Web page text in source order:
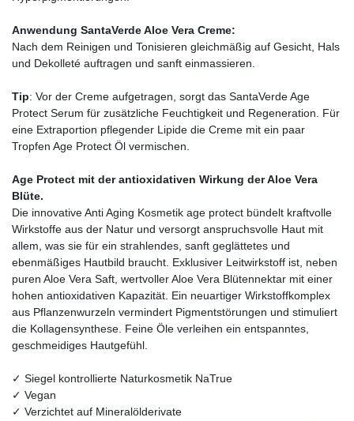
Anwendung SantaVerde Aloe Vera Creme:
Nach dem Reinigen und Tonisieren gleichmäßig auf Gesicht, Hals
und Dekolleté auftragen und sanft einmassieren.
Tip: Vor der Creme aufgetragen, sorgt das SantaVerde Age
Protect Serum für zusätzliche Feuchtigkeit und Regeneration. Für
eine Extraportion pflegender Lipide die Creme mit ein paar
Tropfen Age Protect Öl vermischen.
Age Protect mit der antioxidativen Wirkung der Aloe Vera
Blüte.
Die innovative Anti Aging Kosmetik age protect bündelt kraftvolle
Wirkstoffe aus der Natur und versorgt anspruchsvolle Haut mit
allem, was sie für ein strahlendes, sanft geglättetes und
ebenmäßiges Hautbild braucht. Exklusiver Leitwirkstoff ist, neben
puren Aloe Vera Saft, wertvoller Aloe Vera Blütennektar mit einer
hohen antioxidativen Kapazität. Ein neuartiger Wirkstoffkomplex
aus Pflanzenwurzeln vermindert Pigmentstörungen und stimuliert
die Kollagensynthese. Feine Öle verleihen ein entspanntes,
geschmeidiges Hautgefühl.
✓ Siegel kontrollierte Naturkosmetik NaTrue
✓ Vegan
✓ Verzichtet auf Mineralölderivate